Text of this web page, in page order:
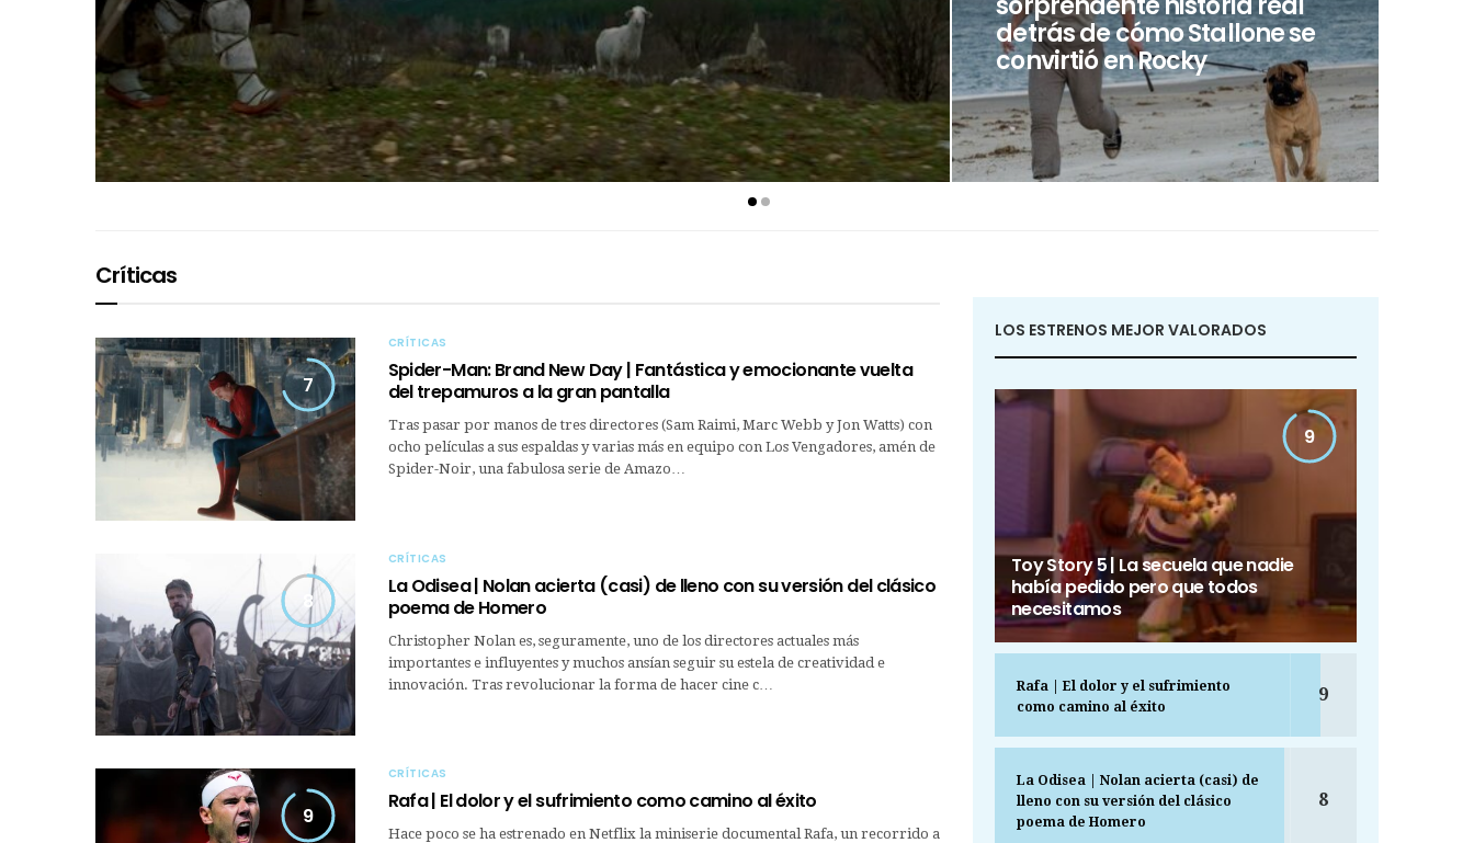
detrás de cómo Stallone se
convirtió en Rocky
Críticas
7
CRÍTICAS
Spider-Man: Brand New Day | Fantástica y emocionante vuelta
del trepamuros a la gran pantalla
Tras pasar por manos de tres directores (Sam Raimi, Marc Webb y Jon Watts) con
ocho películas a sus espaldas y varias más en equipo con Los Vengadores, amén de
Spider-Noir, una fabulosa serie de Amazo…
8
CRÍTICAS
La Odisea | Nolan acierta (casi) de lleno con su versión del clásico
poema de Homero
Christopher Nolan es, seguramente, uno de los directores actuales más
importantes e influyentes y muchos ansían seguir su estela de creatividad e
innovación. Tras revolucionar la forma de hacer cine c…
9
CRÍTICAS
Rafa | El dolor y el sufrimiento como camino al éxito
Hace poco se ha estrenado en Netflix la miniserie documental Rafa, un recorrido a
LOS ESTRENOS MEJOR VALORADOS
9
Toy Story 5 | La secuela que nadie
había pedido pero que todos
necesitamos
Rafa | El dolor y el sufrimiento
como camino al éxito
9
La Odisea | Nolan acierta (casi) de
lleno con su versión del clásico
poema de Homero
8